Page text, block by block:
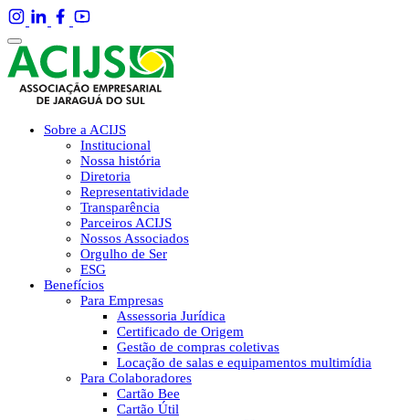
Sobre a ACIJS
Institucional
Nossa história
Diretoria
Representatividade
Transparência
Parceiros ACIJS
Nossos Associados
Orgulho de Ser
ESG
Benefícios
Para Empresas
Assessoria Jurídica
Certificado de Origem
Gestão de compras coletivas
Locação de salas e equipamentos multimídia
Para Colaboradores
Cartão Bee
Cartão Útil